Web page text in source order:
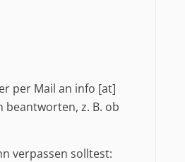
per Mail an info [at]
beantworten, z. B. ob
verpassen solltest: